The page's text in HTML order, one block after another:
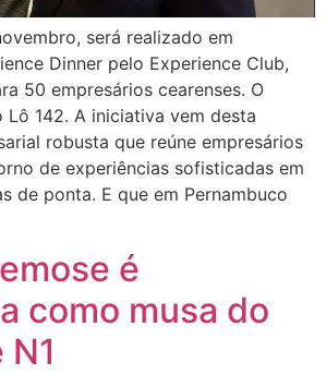
será realizado em
Dinner pelo Experience Club,
50 empresários cearenses. O
Lô 142. A iniciativa vem desta
robusta que reúne empresários
de experiências sofisticadas em
de ponta. E que em Pernambuco
é
como musa do